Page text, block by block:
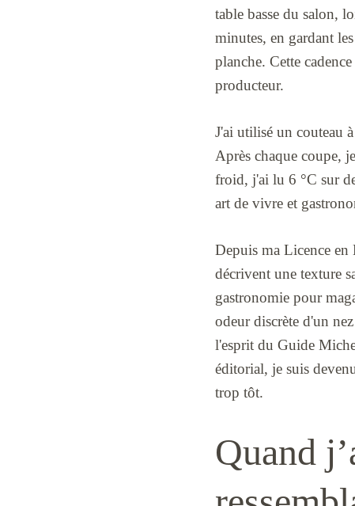
table basse du salon,
minutes, en gardant
planche. Cette
producteur.
J'ai utilisé un couteau
Après chaque coupe,
froid, j'ai lu 6 °C sur
art de vivre et
Depuis ma Licence
décrivent une texture
gastronomie pour
odeur discrète d'un
l'esprit du Guide
éditorial, je suis
trop tôt.
Quand